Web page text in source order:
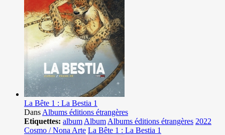
La Bête 1 : La Bestia 1
Dans Albums éditions étrangères
Etiquettes: album Album Albums éditions étrangères 2022
Cosmo / Nona Arte La Bête 1 : La Bestia 1